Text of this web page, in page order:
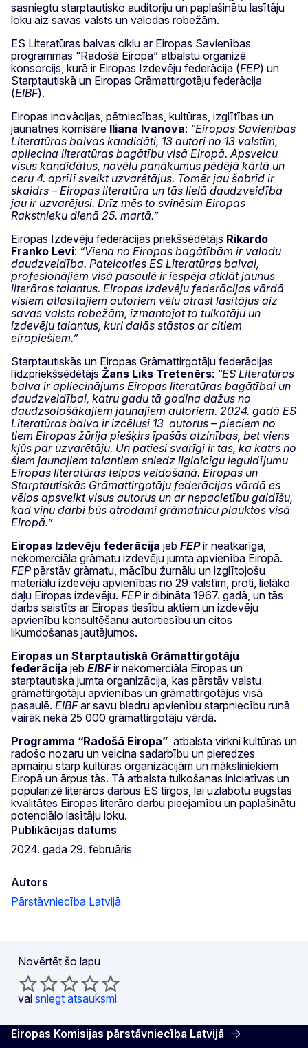
sasniegtu starptautisko auditoriju un paplašinātu lasītāju
loku aiz savas valsts un valodas robežām.
ES Literatūras balvas ciklu ar Eiropas Savienības
programmas “Radošā Eiropa” atbalstu organizē
konsorcijs, kurā ir Eiropas Izdevēju federācija (FEP) un
Starptautiskā un Eiropas Grāmattirgotāju federācija
(EIBF).
Eiropas inovācijas, pētniecības, kultūras, izglītības un
jaunatnes komisāre Iliana Ivanova: “Eiropas Savienības
Literatūras balvas kandidāti, 13 autori no 13 valstīm,
apliecina literatūras bagātību visā Eiropā. Apsveicu
visus kandidātus, novēlu panākumus pēdējā kārtā un
ceru 4. aprīlī sveikt uzvarētājus. Tomēr jau šobrīd ir
skaidrs – Eiropas literatūra un tās lielā daudzveidība
jau ir uzvarējusi. Drīz mēs to svinēsim Eiropas
Rakstnieku dienā 25. martā.”
Eiropas Izdevēju federācijas priekšsēdētājs Rikardo
Franko Levi: “Viena no Eiropas bagātībām ir valodu
daudzveidība. Pateicoties ES Literatūras balvai,
profesionāļiem visā pasaulē ir iespēja atklāt jaunus
literāros talantus. Eiropas Izdevēju federācijas vārdā
visiem atlasītajiem autoriem vēlu atrast lasītājus aiz
savas valsts robežām, izmantojot to tulkotāju un
izdevēju talantus, kuri dalās stāstos ar citiem
eiropiešiem.”
Starptautiskās un Eiropas Grāmattirgotāju federācijas
līdzpriekšsēdētājs Žans Liks Tretenērs: “ES Literatūras
balva ir apliecinājums Eiropas literatūras bagātībai un
daudzveidībai, katru gadu tā godina dažus no
daudzsološākajiem jaunajiem autoriem. 2024. gadā ES
Literatūras balva ir izcēlusi 13 autorus – pieciem no
tiem Eiropas žūrija piešķirs īpašās atzinības, bet viens
kļūs par uzvarētāju. Un patiesi svarīgi ir tas, ka katrs no
šiem jaunajiem talantiem sniedz ilglaicīgu ieguldījumu
Eiropas literatūras telpas veidošanā. Eiropas un
Starptautiskās Grāmattirgotāju federācijas vārdā es
vēlos apsveikt visus autorus un ar nepacietību gaidīšu,
kad viņu darbi būs atrodami grāmatnīcu plauktos visā
Eiropā.”
Eiropas Izdevēju federācija jeb FEPir neatkarīga,
nekomerciāla grāmatu izdevēju jumta apvienība Eiropā.
FEP pārstāv grāmatu, mācību žurnālu un izglītojošu
materiālu izdevēju apvienības no 29 valstīm, proti, lielāko
daļu Eiropas izdevēju. FEP ir dibināta 1967. gadā, un tās
darbs saistīts ar Eiropas tiesību aktiem un izdevēju
apvienību konsultēšanu autortiesību un citos
likumdošanas jautājumos.
Eiropas un Starptautiskā Grāmattirgotāju
federācija jeb EIBFir nekomerciāla Eiropas un
starptautiska jumta organizācija, kas pārstāv valstu
grāmattirgotāju apvienības un grāmattirgotājus visā
pasaulē. EIBFar savu biedru apvienību starpniecību runā
vairāk nekā 25 000 grāmattirgotāju vārdā.
Programma “Radošā Eiropa” atbalsta virkni kultūras un
radošo nozaru un veicina sadarbību un pieredzes
apmaiņu starp kultūras organizācijām un māksliniekiem
Eiropā un ārpus tās. Tā atbalsta tulkošanas iniciatīvas un
popularizē literāros darbus ES tirgos, lai uzlabotu augstas
kvalitātes Eiropas literāro darbu pieejamību un paplašinātu
potenciālo lasītāju loku.
Publikācijas datums
2024. gada 29. februāris
Autors
Pārstāvniecība Latvijā
Novērtēt šo lapu
vai sniegt atsauksmi
Eiropas Komisijas pārstāvniecība Latvijā